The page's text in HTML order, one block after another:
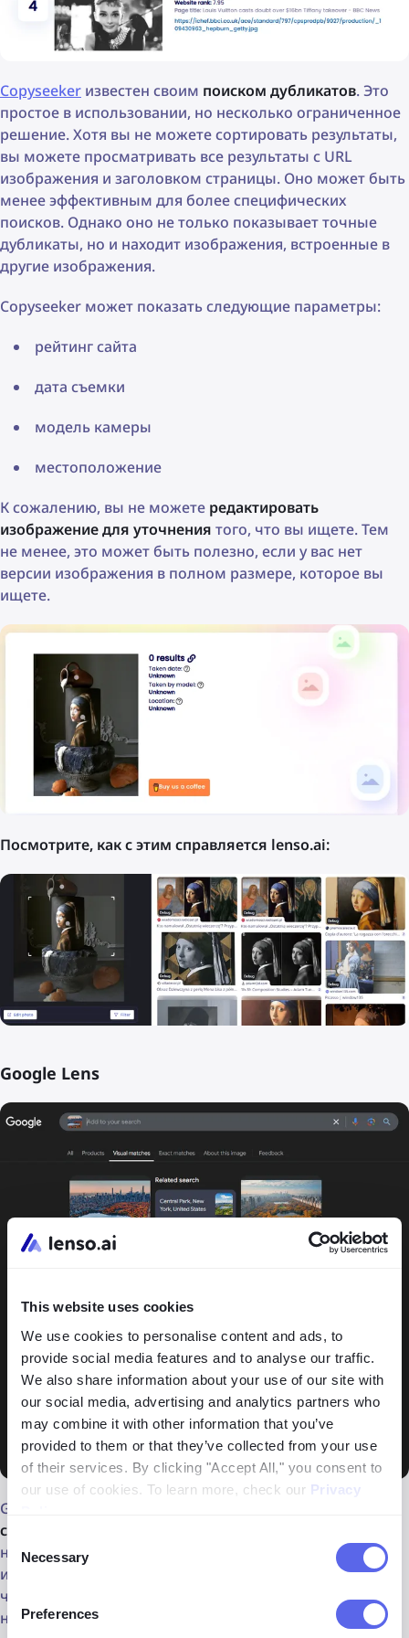
This website uses cookies
We use cookies to personalise content and ads, to
provide social media features and to analyse our traffic.
We also share information about your use of our site with
our social media, advertising and analytics partners who
may combine it with other information that you’ve
provided to them or that they’ve collected from your use
of their services. By clicking "Accept All," you consent to
our use of cookies. To learn more, check our Privacy
Consent
Selection
Necessary
Preferences
Copyseeker известен своим поиском дубликатов. Это
простое в использовании, но несколько ограниченное
решение. Хотя вы не можете сортировать результаты,
вы можете просматривать все результаты с URL
изображения и заголовком страницы. Оно может быть
менее эффективным для более специфических
поисков. Однако оно не только показывает точные
дубликаты, но и находит изображения, встроенные в
другие изображения.
Copyseeker может показать следующие параметры:
рейтинг сайта
дата съемки
модель камеры
местоположение
К сожалению, вы не можете редактировать
изображение для уточнения того, что вы ищете. Тем
не менее, это может быть полезно, если у вас нет
версии изображения в полном размере, которое вы
ищете.
Посмотрите, как с этим справляется lenso.ai:
Google Lens
Google по-прежнему остается
системой
несколько ограничены. Она работает лучше всего с
известными местами и произведениями искусства,
часто предоставляя точное местоположение или
название объекта.